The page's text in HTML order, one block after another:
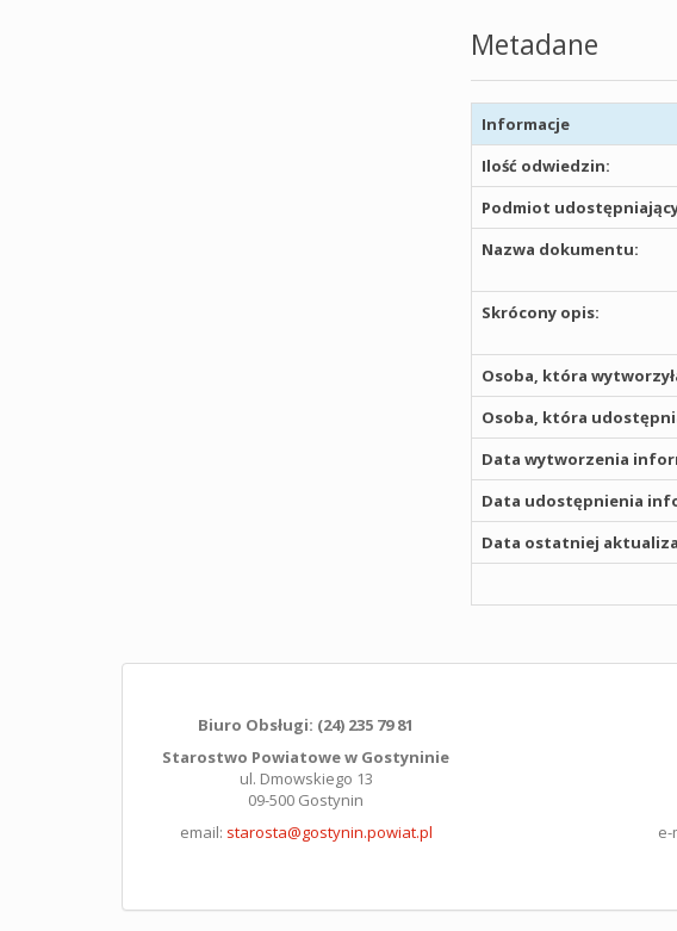
Metadane
Informacje
Ilość odwiedzin:
Podmiot
Nazwa dokumentu:
Skrócony opis:
Osoba, która
Osoba, która
Data wytworzenia
Data udostępnienia
Data ostatniej
Biuro Obsługi: (24) 235 79 81
Starostwo Powiatowe w Gostyninie
ul. Dmowskiego 13
09-500 Gostynin
email: starosta@gostynin.powiat.pl
e-